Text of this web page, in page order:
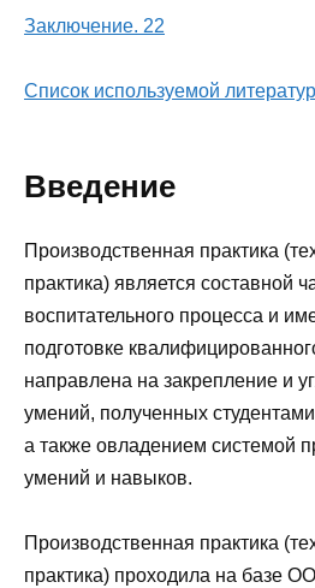
Заключение. 22
Список используемой
Введение
Производственная практика
практика) является составной
воспитательного процесса и
подготовке
направлена на закрепление и
умений, полученных
а также овладением системой
умений и навыков.
Производственная практика
практика) проходила на базе